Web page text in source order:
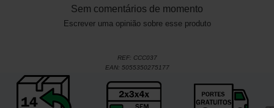
Sem comentários de momento
Escrever uma opinião sobre esse produto
REF: CCC037
EAN: 5055350275177